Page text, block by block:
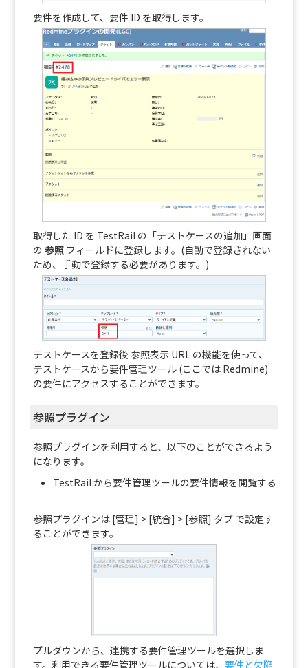
要件を作成して、要件 ID を取得します。
取得した ID を TestRail の「テストケースの追加」画面
の 参照フィールドに登録します。(自動で登録されない
ため、手動で登録する必要があります。)
テストケースを登録後 参照表示 URL の機能を使って、
テストケースから要件管理ツール (ここでは Redmine)
の要件にアクセスすることができます。
参照プラグイン
参照プラグインを利用すると、以下のことができるよう
になります。
TestRail から要件管理ツールの要件情報を閲覧する
参照プラグインは [管理] > [統合] > [参照] タブ で設定す
ることができます。
プルダウンから、連携する要件管理ツールを選択しま
す。利用できる要件管理ツールについては、 要件と欠陥